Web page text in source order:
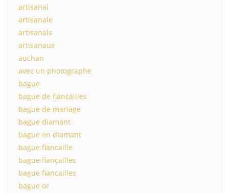
artisanal
artisanale
artisanals
artisanaux
auchan
avec un photographe
bague
bague de fiancailles
bague de mariage
bague diamant
bague en diamant
bague fiancaille
bague fiançailles
bague fiancailles
bague or